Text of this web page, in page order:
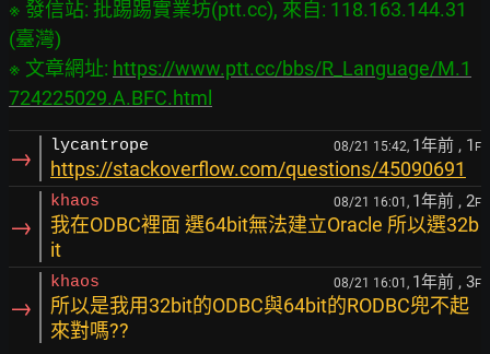
※ 發信站: 批踢踢實業坊(ptt.cc), 來自: 118.163.144.31
(臺灣)
※ 文章網址: https://www.ptt.cc/bbs/R_Language/M.1
724225029.A.BFC.html
→ lycantrope 08/21 15:42, 1年前 , 1 F
https://stackoverflow.com/questions/45090691
→
khaos 08/21 16:01, 1年前 , 2F
我在ODBC裡面 選64bit無法建立Oracle 所以選32b
it
→
khaos 08/21 16:01, 1年前 , 3F
所以是我用32bit的ODBC與64bit的RODBC兜不起
來對嗎??